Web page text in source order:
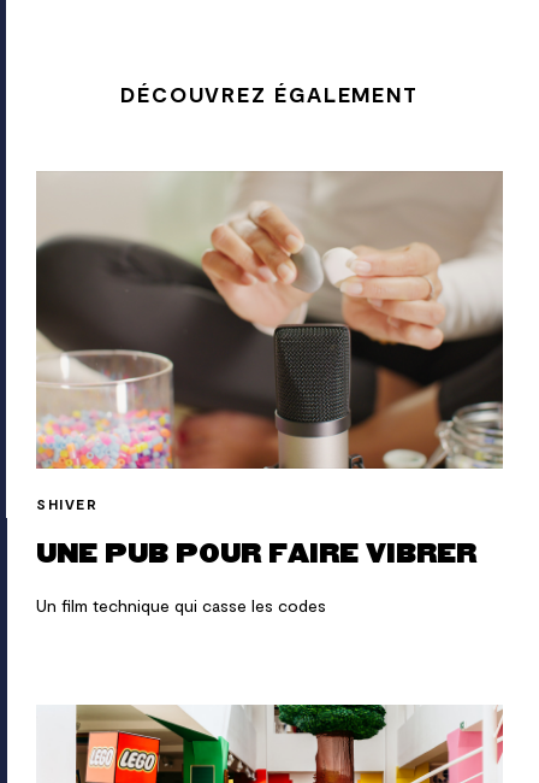
DÉCOUVREZ ÉGALEMENT
SHIVER
UNE PUB POUR FAIRE VIBRER
Un film technique qui casse les codes